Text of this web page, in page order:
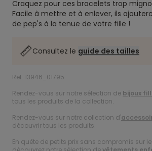
Craquez pour ces bracelets trop
Facile à mettre et à enlever, ils
de pep's à la tenue de votre fille !
Consultez le guide des tailles
Ref. 13946_01795
Rendez-vous sur notre sélection de bijoux
tous les produits de la collection.
Rendez-vous sur notre collection d'
découvrir tous les produits.
En quête de petits prix sans compromis sur